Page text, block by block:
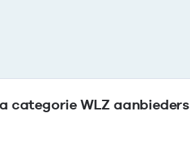
categorie WLZ aanbieders